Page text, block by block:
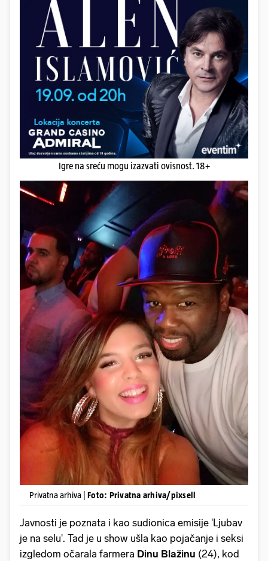
Igre na sreću mogu izazvati ovisnost. 18+
Privatna arhiva | Foto: Privatna arhiva/pixsell
Javnosti je poznata i kao sudionica emisije 'Ljubav
je na selu'. Tad je u show ušla kao pojačanje i seksi
izgledom očarala farmera Dinu Blažinu (24), kod